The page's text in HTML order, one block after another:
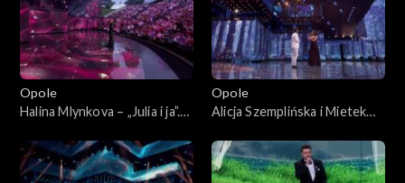
Bogdana Olewicza”
„Autobiografia. Jubileusz
Bogdana Olewicza”
Opole
Halina Mlynkova – „Julia i ja”.
„Autobiografia. Jubileusz
Bogdana Olewicza”
Opole
Alicja Szemplińska i Mietek
marzenie”. 63. KFPP:
Koncert „Autobiografia.